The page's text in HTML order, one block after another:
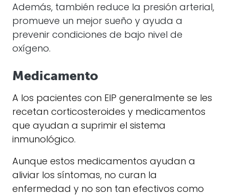
Además, también reduce la presión arterial,
promueve un mejor sueño y ayuda a
prevenir condiciones de bajo nivel de
oxígeno.
Medicamento
A los pacientes con EIP generalmente se les
recetan corticosteroides y medicamentos
que ayudan a suprimir el sistema
inmunológico.
Aunque estos medicamentos ayudan a
aliviar los síntomas, no curan la
enfermedad y no son tan efectivos como